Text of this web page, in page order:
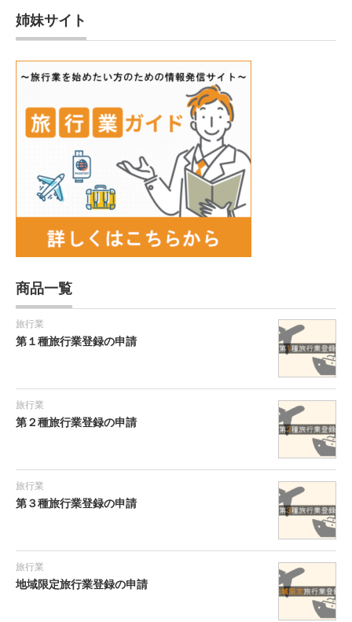
姉妹サイト
商品一覧
旅行業
第１種旅行業登録の申請
旅行業
第２種旅行業登録の申請
旅行業
第３種旅行業登録の申請
旅行業
地域限定旅行業登録の申請